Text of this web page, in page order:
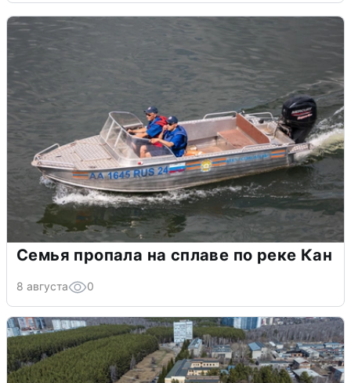
Семья пропала на сплаве по реке Кан
8 августа 0